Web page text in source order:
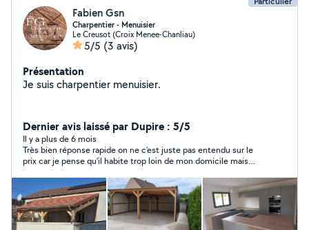
Fabien Gsn
Charpentier - Menuisier
Le Creusot (Croix Menee-Chanliau)
5/5 (3 avis)
Présentation
Je suis charpentier menuisier.
Dernier avis laissé par Dupire : 5/5
Il y a plus de 6 mois
Très bien réponse rapide on ne c'est juste pas entendu sur le
prix car je pense qu'il habite trop loin de mon domicile mais